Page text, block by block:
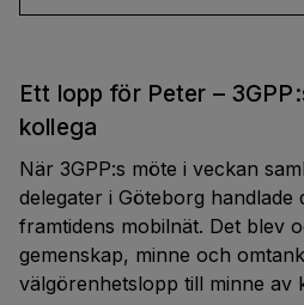
Ett lopp för Peter –
kollega
När 3GPP:s möte i veckan
delegater i Göteborg handlade
framtidens mobilnät. Det blev
gemenskap, minne och
välgörenhetslopp till minne av